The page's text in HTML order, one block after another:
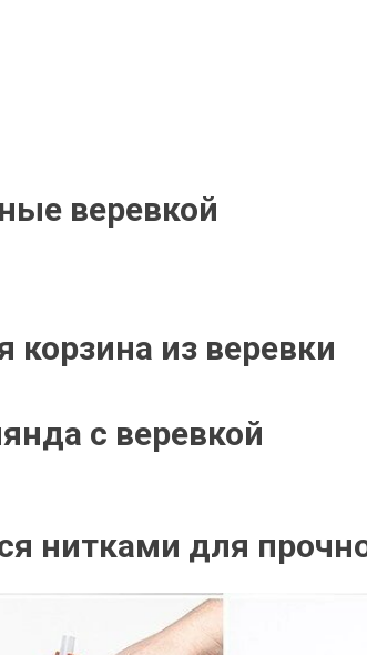
веревкой
корзина из веревки
с веревкой
нитками для